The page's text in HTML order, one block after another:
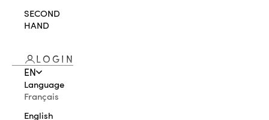
SECOND
HAND
LOGIN
EN
Language
Français
English